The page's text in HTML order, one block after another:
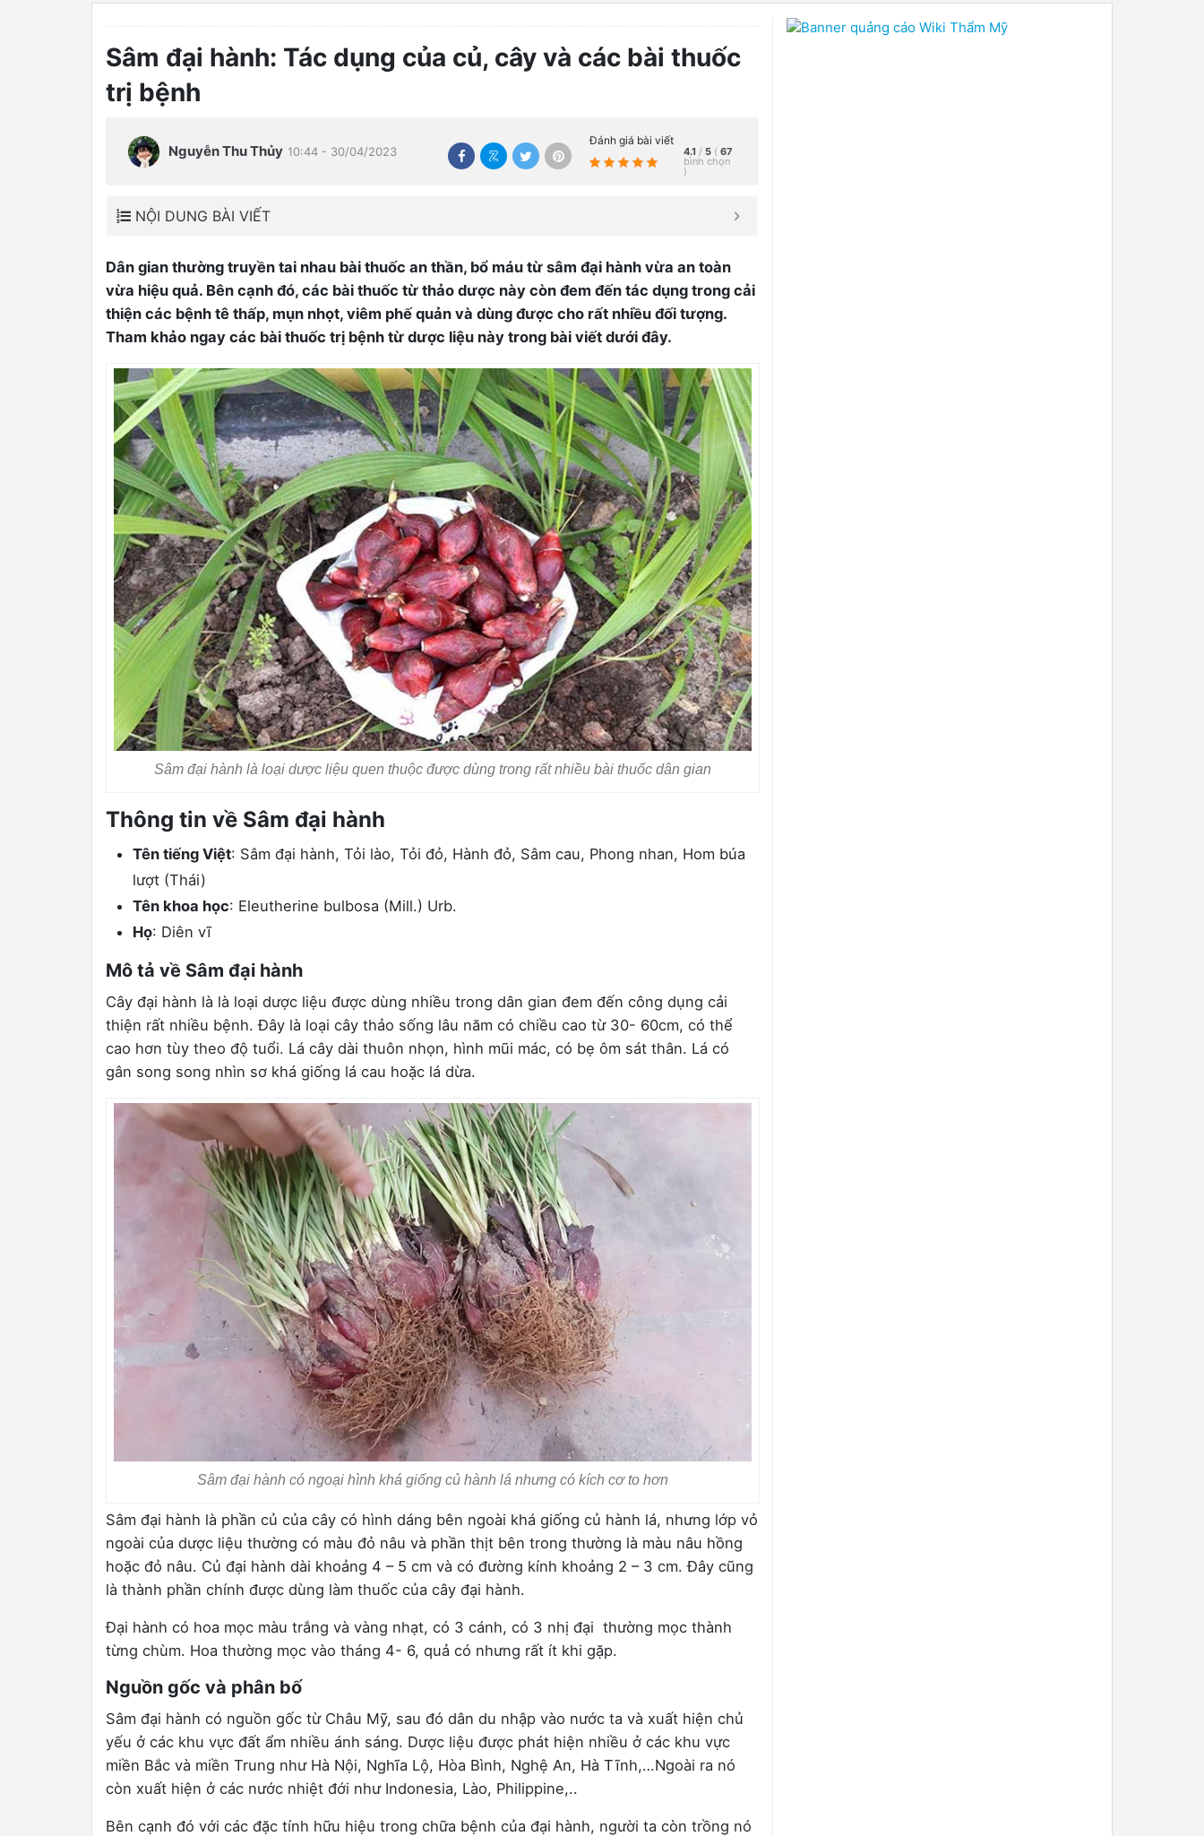
Sâm đại hành: Tác dụng của củ, cây và các bài thuốc
trị bệnh
Nguyễn Thu Thủy 10:44 - 30/04/2023
Đánh giá bài viết
4.1 / 5 ( 67
bình chọn
)
NỘI DUNG BÀI VIẾT
Dân gian thường truyền tai nhau bài thuốc an thần, bổ máu từ sâm đại hành vừa an toàn
vừa hiệu quả. Bên cạnh đó, các bài thuốc từ thảo dược này còn đem đến tác dụng trong cải
thiện các bệnh tê thấp, mụn nhọt, viêm phế quản và dùng được cho rất nhiều đối tượng.
Tham khảo ngay các bài thuốc trị bệnh từ dược liệu này trong bài viết dưới đây.
Sâm đại hành là loại dược liệu quen thuộc được dùng trong rất nhiều bài thuốc dân gian
Thông tin về Sâm đại hành
Tên tiếng Việt: Sâm đại hành, Tỏi lào, Tỏi đỏ, Hành đỏ, Sâm cau, Phong nhan, Hom búa
lượt (Thái)
Tên khoa học: Eleutherine bulbosa (Mill.) Urb.
Họ: Diên vĩ
Mô tả về Sâm đại hành
Cây đại hành là là loại dược liệu được dùng nhiều trong dân gian đem đến công dụng cải
thiện rất nhiều bệnh. Đây là loại cây thảo sống lâu năm có chiều cao từ 30- 60cm, có thể
cao hơn tùy theo độ tuổi. Lá cây dài thuôn nhọn, hình mũi mác, có bẹ ôm sát thân. Lá có
gân song song nhìn sơ khá giống lá cau hoặc lá dừa.
Sâm đại hành có ngoại hình khá giống củ hành lá nhưng có kích cơ to hơn
Sâm đại hành là phần củ của cây có hình dáng bên ngoài khá giống củ hành lá, nhưng lớp vỏ
ngoài của dược liệu thường có màu đỏ nâu và phần thịt bên trong thường là màu nâu hồng
hoặc đỏ nâu. Củ đại hành dài khoảng 4 – 5 cm và có đường kính khoảng 2 – 3 cm. Đây cũng
là thành phần chính được dùng làm thuốc của cây đại hành.
Đại hành có hoa mọc màu trắng và vàng nhạt, có 3 cánh, có 3 nhị đại thường mọc thành
từng chùm. Hoa thường mọc vào tháng 4- 6, quả có nhưng rất ít khi gặp.
Nguồn gốc và phân bố
Sâm đại hành có nguồn gốc từ Châu Mỹ, sau đó dân du nhập vào nước ta và xuất hiện chủ
yếu ở các khu vực đất ẩm nhiều ánh sáng. Dược liệu được phát hiện nhiều ở các khu vực
miền Bắc và miền Trung như Hà Nội, Nghĩa Lộ, Hòa Bình, Nghệ An, Hà Tĩnh,…Ngoài ra nó
còn xuất hiện ở các nước nhiệt đới như Indonesia, Lào, Philippine,..
Bên cạnh đó với các đặc tính hữu hiệu trong chữa bệnh của đại hành, người ta còn trồng nó